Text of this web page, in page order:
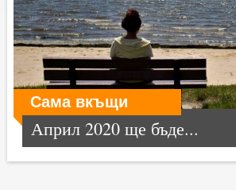
Сама вкъщи
Април 2020 ще бъде...